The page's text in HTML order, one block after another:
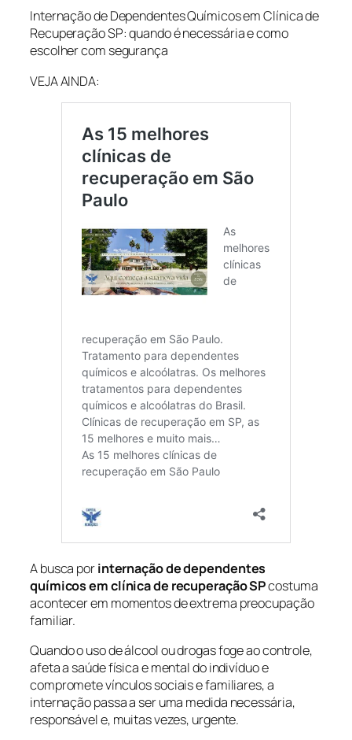
Internação de Dependentes Químicos em Clínica de
Recuperação SP: quando é necessária e como
escolher com segurança
VEJA AINDA:
A busca porinternação de dependentes
químicos em clínica de recuperação SPcostuma
acontecer em momentos de extrema preocupação
familiar.
Quando o uso de álcool ou drogas foge ao controle,
afeta a saúde física e mental do indivíduo e
compromete vínculos sociais e familiares, a
internação passa a ser uma medida necessária,
responsável e, muitas vezes, urgente.